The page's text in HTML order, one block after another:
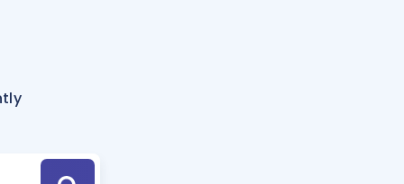
Hesaplama Aracı
için Öneriler
Tek Takvimde
Hoca ile seni sınava hazırlayacak onlarca eğitim seni bekliyor!